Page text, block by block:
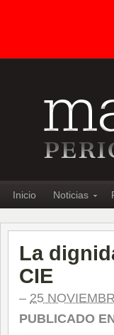
Inicio Noticias
La
CIE
– 25
PUBLICADO